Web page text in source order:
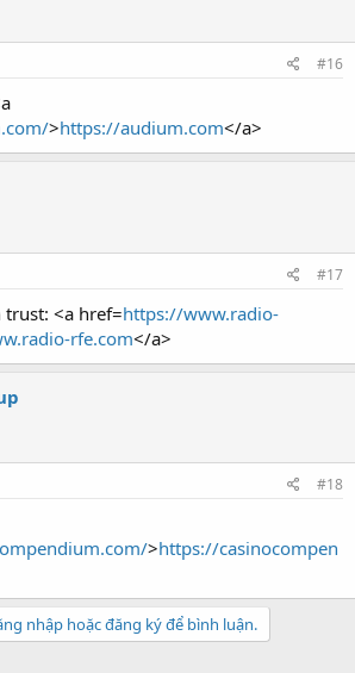
#16
>https://audium.com</a>
#17
<a href=https://www.radio-
rfe.com</a>
#18
>https://casinocompen
nhập hoặc đăng ký để bình luận.